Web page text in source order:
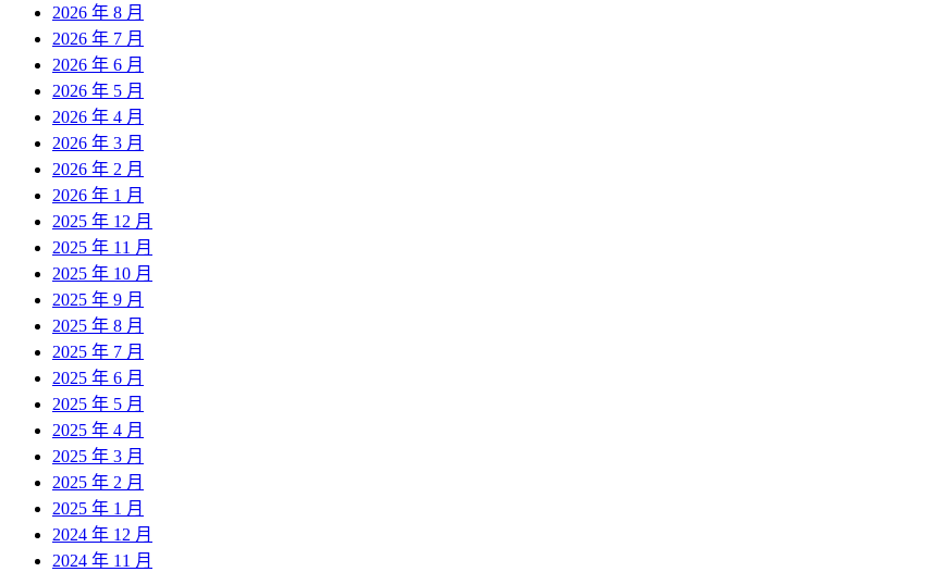
2026 年 8 月
2026 年 7 月
2026 年 6 月
2026 年 5 月
2026 年 4 月
2026 年 3 月
2026 年 2 月
2026 年 1 月
2025 年 12 月
2025 年 11 月
2025 年 10 月
2025 年 9 月
2025 年 8 月
2025 年 7 月
2025 年 6 月
2025 年 5 月
2025 年 4 月
2025 年 3 月
2025 年 2 月
2025 年 1 月
2024 年 12 月
2024 年 11 月